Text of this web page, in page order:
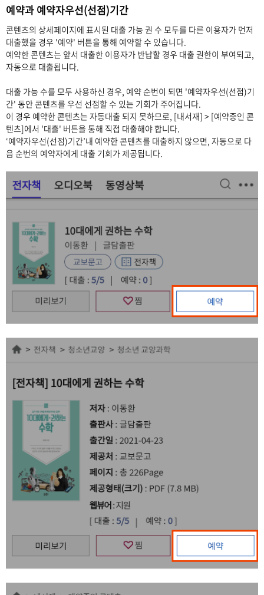
예약과 예약자우선(선점)기간
콘텐츠의 상세페이지에 표시된 대출 가능 권 수 모두를 다른 이용자가 먼저
대출했을 경우 '예약' 버튼을 통해 예약할 수 있습니다.
예약한 콘텐츠는 앞서 대출한 이용자가 반납할 경우 대출 권한이 부여되고,
자동으로 대출됩니다.
대출 가능 수를 모두 사용하신 경우, 예약 순번이 되면 '예약자우선(선점)기
간' 동안 콘텐츠를 우선 선점할 수 있는 기회가 주어집니다.
이 경우 예약한 콘텐츠는 자동대출 되지 못하므로, [내서재] > [예약중인 콘
텐츠]에서 '대출' 버튼을 통해 직접 대출해야 합니다.
‘예약자우선(선점)기간’내 예약한 콘텐츠를 대출하지 않으면, 자동으로 다
음 순번의 예약자에게 대출 기회가 제공됩니다.